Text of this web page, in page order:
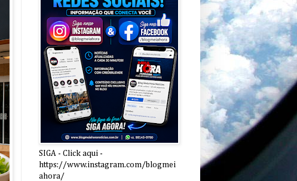
SIGA - Click aqui -
https://www.instagram.com/blogmei
ahora/